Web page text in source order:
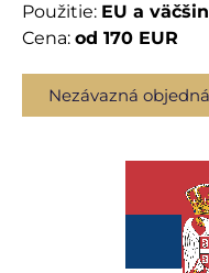
Použitie: EU a
Cena: od 170 EUR
Nezávazná